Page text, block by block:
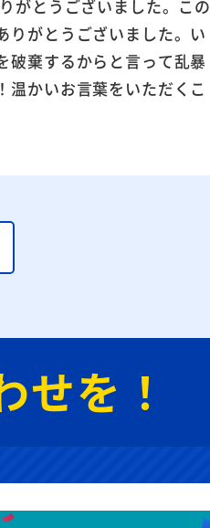
がとうございました。この
りがとうございました。い
破棄するからと言って乱暴
温かいお言葉をいただくこ
せを！